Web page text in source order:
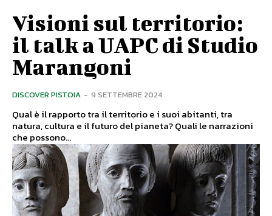
Visioni sul territorio:
il talk a UAPC di Studio
Marangoni
DISCOVER PISTOIA - 9 SETTEMBRE 2024
Qual è il rapporto tra il territorio e i suoi abitanti, tra
natura, cultura e il futuro del pianeta? Quali le narrazioni
che possono...